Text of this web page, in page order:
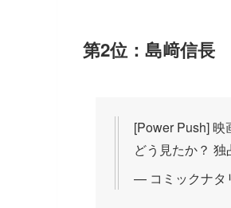
第2位：島﨑信長
[Power Push]
どう見たか？
— コミックナタ